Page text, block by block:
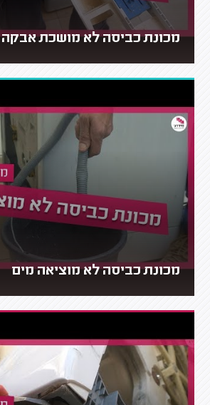
מכונת כביסה לא מושכת אבקה
מכונת כביסה לא מוציאה מים